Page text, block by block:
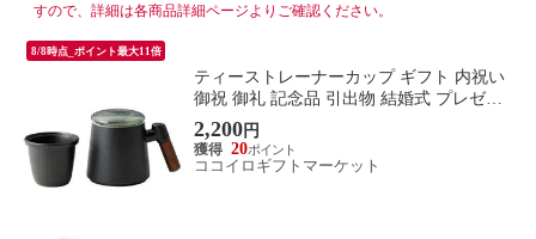
すので、詳細は各商品詳細ページよりご確認ください。
8/8時点_ポイント最大11倍
ティーストレーナーカップ ギフト 内祝い
御祝 御礼 記念品 引出物 結婚式 プレゼン
ト 出産内祝い 結婚お祝い
2,200円
20
ココイロギフトマーケット